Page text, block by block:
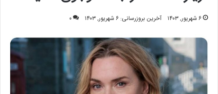
۶ شهریور, ۱۴۰۳ آخرین بروزرسانی: ۶ شهریور, ۱۴۰۳ ۰